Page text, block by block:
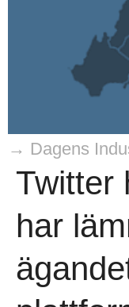
→ Dagens
Twitter
har